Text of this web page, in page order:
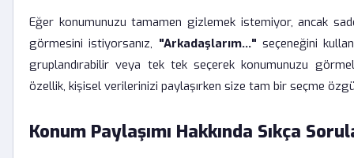
Eğer konumunuzu tamamen gizlemek istemiyor, ancak
görmesini istiyorsanız, "Arkadaşlarım..." seçeneğini
gruplandırabilir veya tek tek seçerek konumunuzu
özellik, kişisel verilerinizi paylaşırken size tam bir seçme
Konum Paylaşımı Hakkında Sıkça